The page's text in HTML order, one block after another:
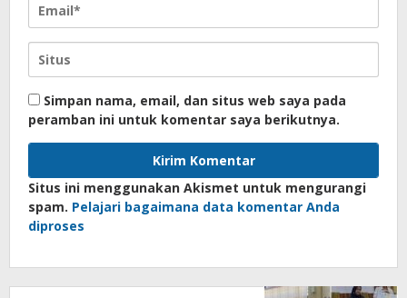
Simpan nama, email, dan situs web saya pada
peramban ini untuk komentar saya berikutnya.
Situs ini menggunakan Akismet untuk mengurangi
spam. Pelajari bagaimana data komentar Anda
diproses